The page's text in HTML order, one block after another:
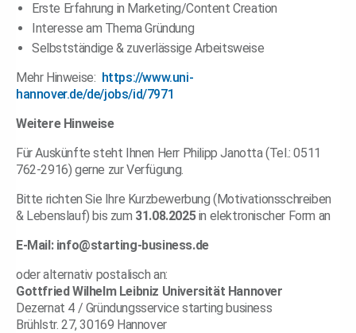
Erste Erfahrung in Marketing/Content Creation
Interesse am Thema Gründung
Selbstständige & zuverlässige Arbeitsweise
Mehr Hinweise: https://www.uni-
hannover.de/de/jobs/id/7971
Weitere Hinweise
Für Auskünfte steht Ihnen Herr Philipp Janotta (Tel.: 0511
762-2916) gerne zur Verfügung.
Bitte richten Sie Ihre Kurzbewerbung (Motivationsschreiben
& Lebenslauf) bis zum 31.08.2025in elektronischer Form an
E-Mail: info@starting-business.de
oder alternativ postalisch an:
Gottfried Wilhelm Leibniz Universität Hannover
Dezernat 4 / Gründungsservice starting business
Brühlstr. 27, 30169 Hannover